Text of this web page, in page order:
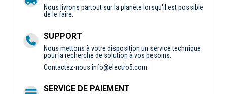
Nous livrons partout sur la planète lorsqu'il est possible
de le faire.
SUPPORT
Nous mettons à votre disposition un service technique
pour la recherche de solution à vos besoins.
Contactez-nous info@electro5.com
SERVICE DE PAIEMENT